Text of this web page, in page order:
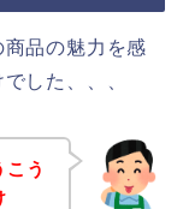
品の魅力を感
した、、、
う